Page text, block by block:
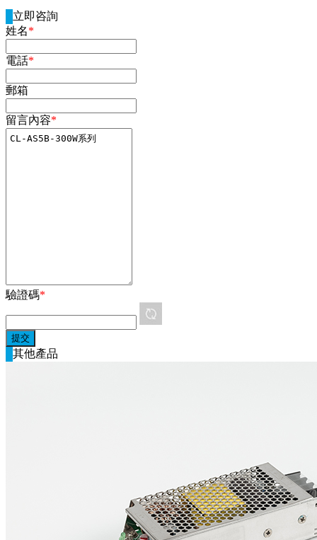
立即咨詢
姓名*
電話*
郵箱
留言內容*
驗證碼*
其他產品